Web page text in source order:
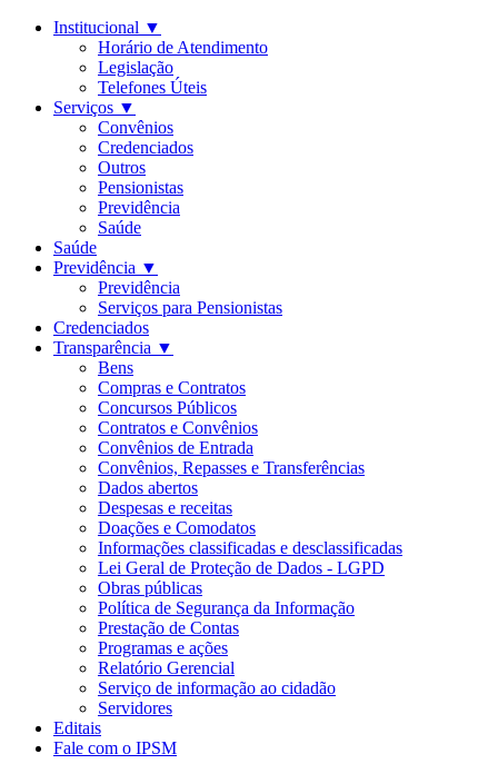
Institucional ▼
Horário de Atendimento
Legislação
Telefones Úteis
Serviços ▼
Convênios
Credenciados
Outros
Pensionistas
Previdência
Saúde
Saúde
Previdência ▼
Previdência
Serviços para Pensionistas
Credenciados
Transparência ▼
Bens
Compras e Contratos
Concursos Públicos
Contratos e Convênios
Convênios de Entrada
Convênios, Repasses e Transferências
Dados abertos
Despesas e receitas
Doações e Comodatos
Informações classificadas e desclassificadas
Lei Geral de Proteção de Dados - LGPD
Obras públicas
Política de Segurança da Informação
Prestação de Contas
Programas e ações
Relatório Gerencial
Serviço de informação ao cidadão
Servidores
Editais
Fale com o IPSM